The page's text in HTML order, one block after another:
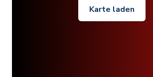
Karte laden